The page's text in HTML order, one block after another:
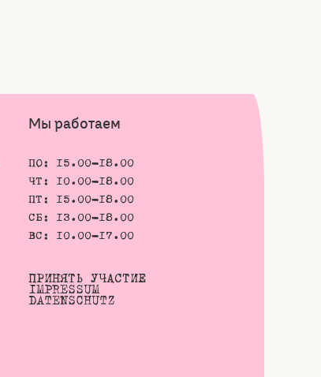
Мы работаем
ПО: 15.00-18.00
ЧТ: 10.00-18.00
ПТ: 15.00-18.00
СБ: 13.00-18.00
ВС: 10.00-17.00
ПРИНЯТЬ УЧАСТИЕ
IMPRESSUM
DATENSCHUTZ